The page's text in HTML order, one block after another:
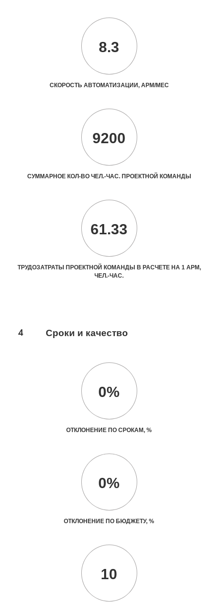
8.3
СКОРОСТЬ АВТОМАТИЗАЦИИ, АРМ/МЕС
9200
СУММАРНОЕ КОЛ-ВО ЧЕЛ.-ЧАС. ПРОЕКТНОЙ КОМАНДЫ
61.33
ТРУДОЗАТРАТЫ ПРОЕКТНОЙ КОМАНДЫ В РАСЧЕТЕ НА 1 АРМ,
ЧЕЛ.-ЧАС.
4 Сроки и качество
0%
ОТКЛОНЕНИЕ ПО СРОКАМ, %
0%
ОТКЛОНЕНИЕ ПО БЮДЖЕТУ, %
10